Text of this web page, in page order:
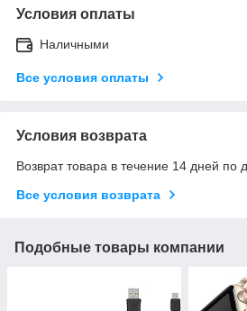
Условия оплаты
Наличными
Все условия оплаты
Условия возврата
Возврат товара в течение 14 дней по
Все условия возврата
Подобные товары компании